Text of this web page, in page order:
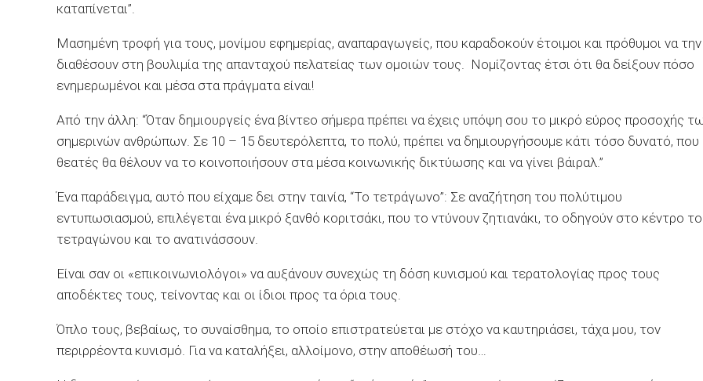
καταπίνεται”.
Μασημένη τροφή για τους, μονίμου εφημερίας, αναπαραγωγείς, που καραδοκούν έτοιμοι και πρόθυμοι να την
διαθέσουν στη βουλιμία της απανταχού πελατείας των ομοιών τους. Νομίζοντας έτσι ότι θα δείξουν πόσο
ενημερωμένοι και μέσα στα πράγματα είναι!
Από την άλλη: “Όταν δημιουργείς ένα βίντεο σήμερα πρέπει να έχεις υπόψη σου το μικρό εύρος προσοχής
σημερινών ανθρώπων. Σε 10 – 15 δευτερόλεπτα, το πολύ, πρέπει να δημιουργήσουμε κάτι τόσο δυνατό, που
θεατές θα θέλουν να το κοινοποιήσουν στα μέσα κοινωνικής δικτύωσης και να γίνει βάιραλ.”
Έναπαράδειγμα, αυτό που είχαμε δει στην ταινία, “Το τετράγωνο”: Σε αναζήτηση του πολύτιμου
εντυπωσιασμού, επιλέγεται ένα μικρό ξανθό κοριτσάκι, που το ντύνουν ζητιανάκι, το οδηγούν στο κέντρο
τετραγώνου και το ανατινάσσουν.
Είναι σαν οι «επικοινωνιολόγοι» να αυξάνουν συνεχώς τη δόση κυνισμού και τερατολογίας προς τους
αποδέκτες τους, τείνοντας και οι ίδιοι προς τα όρια τους.
Όπλο τους, βεβαίως, το συναίσθημα, το οποίο επιστρατεύεται με στόχο να καυτηριάσει, τάχαμου, τον
περιρρέοντακυνισμό. Για να καταλήξει, αλλοίμονο, στην αποθέωσή του…